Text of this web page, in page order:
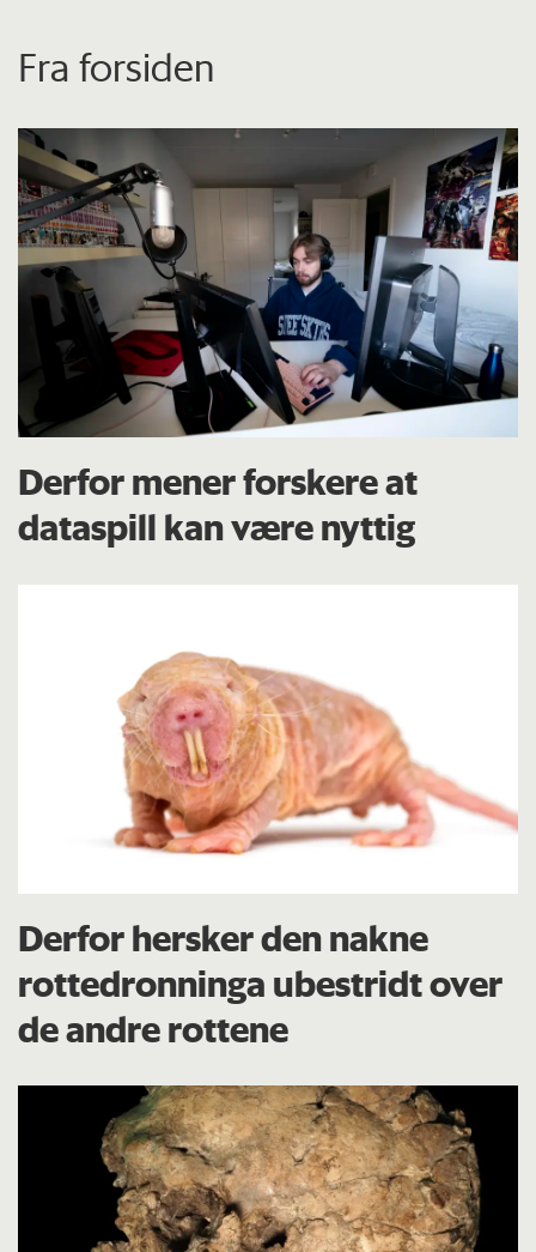
Fra forsiden
Derfor mener forskere at
dataspill kan være nyttig
Derfor hersker den nakne
rottedronninga ubestridt over
de andre rottene